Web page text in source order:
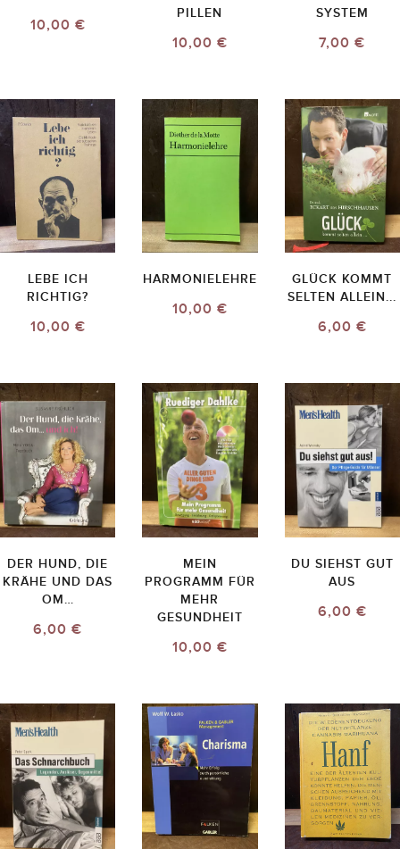
10,00 €
PILLEN
10,00 €
SYSTEM
7,00 €
LEBE ICH
RICHTIG?
10,00 €
HARMONIELEHRE
10,00 €
GLÜCK KOMMT
SELTEN ALLEIN...
6,00 €
DER HUND, DIE
KRÄHE UND DAS
OM…
6,00 €
MEIN
PROGRAMM FÜR
MEHR
GESUNDHEIT
10,00 €
DU SIEHST GUT
AUS
6,00 €